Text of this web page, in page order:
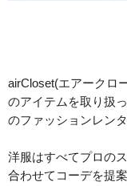
airCloset(エアークロ
のアイテムを取り扱
のファッションレン
洋服はすべてプロの
合わせてコーデを提